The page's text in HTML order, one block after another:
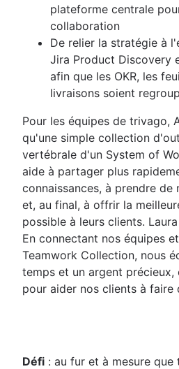
plateforme centrale
collaboration
De relier la stratégie à
Jira Product Discovery
afin que les OKR, les
livraisons soient
Pour les équipes de trivago,
qu'une simple collection
vertébrale d'un System of
aide à partager plus
connaissances, à prendre de
et, au final, à offrir la
possible à leurs clients.
En connectant nos équipes
Teamwork Collection, nous
temps et un argent précieux,
pour aider nos clients à faire
Défi : au fur et à mesure